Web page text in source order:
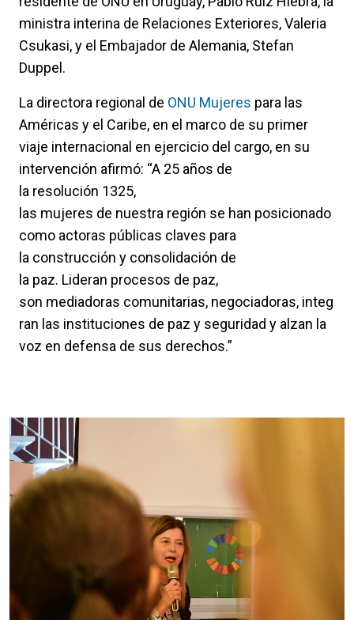
ministra interina de Relaciones Exteriores, Valeria
Csukasi, y el Embajador de Alemania, Stefan
Duppel.
La directora regional de ONU Mujeres para las
Américas y el Caribe, en el marco de su primer
viaje internacional en ejercicio del cargo, en su
intervención afirmó: “A 25 años de
la resolución 1325,
las mujeres de nuestra región se han posicionado
como actoras públicas claves para
la construcción y consolidación de
la paz. Lideran procesos de paz,
son mediadoras comunitarias, negociadoras, integ
ran las instituciones de paz y seguridad y alzan la
voz en defensa de sus derechos.”